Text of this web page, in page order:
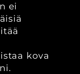
ei
kova